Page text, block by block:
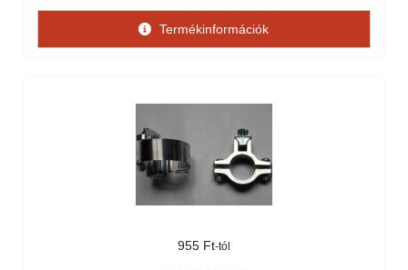
Termékinformációk
955 Ft